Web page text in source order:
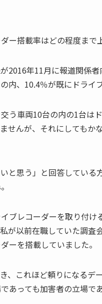
ー搭載率はどの程度まで
2016年11月に報道関係
内、 10.4％が既にドライ
う車両10台の内の1台は
せんが、それにしてもか
と思う」と回答している
ブレコーダーを取り付
が以前在職していた調
ーを搭載していました。
、これほど頼りになる
あっても加害者の立場で